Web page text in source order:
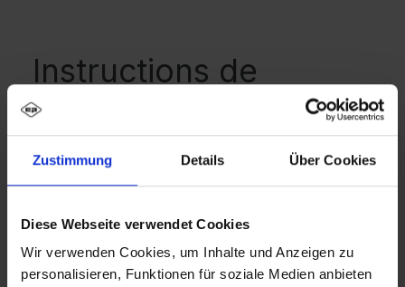
Zustimmung Details Über Cookies
Diese Webseite verwendet Cookies
Wir verwenden Cookies, um Inhalte und Anzeigen zu
personalisieren, Funktionen für soziale Medien anbieten
Instructions de
transport (TWB)
Veuillez consulter et remplir notre formulaire
informations essentielles pour un transport
sans incident.